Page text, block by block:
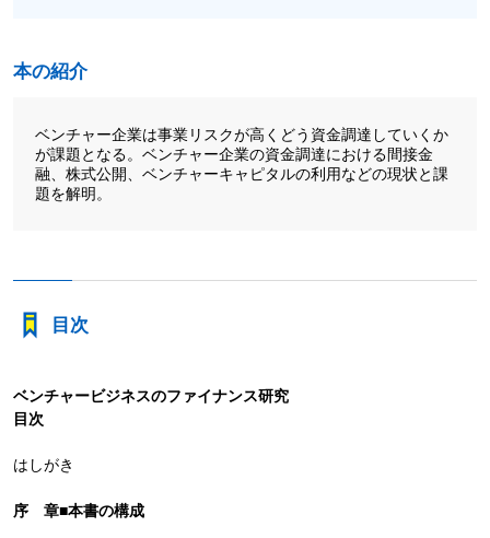
本の紹介
ベンチャー企業は事業リスクが高くどう資金調達していくか
が課題となる。ベンチャー企業の資金調達における間接金
融、株式公開、ベンチャーキャピタルの利用などの現状と課
題を解明。
目次
ベンチャービジネスのファイナンス研究
目次
はしがき
序 章■本書の構成